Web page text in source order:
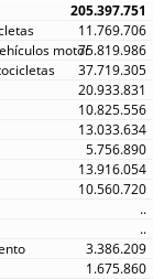
205.397.751
11.769.706
75.819.986
37.719.305
20.933.831
10.825.556
13.033.634
5.756.890
13.916.054
10.560.720
..
..
3.386.209
1.675.860